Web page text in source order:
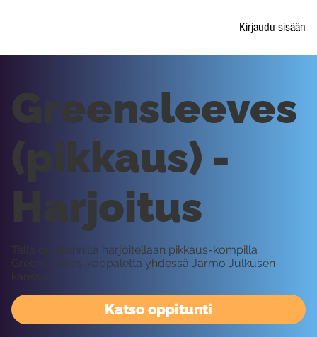
Kirjaudu sisään
Katso oppitunti
Greensleeves
(pikkaus) -
Harjoitus
Tällä oppitunnilla harjoitellaan pikkaus-kompilla
Greensleeves-kappaletta yhdessä Jarmo Julkusen
kanssa.